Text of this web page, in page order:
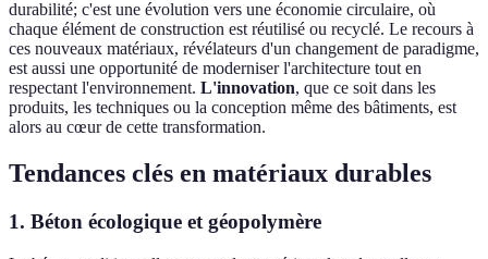
durabilité; c'est une évolution vers une économie circulaire, où
chaque élément de construction est réutilisé ou recyclé. Le recours à
ces nouveaux matériaux, révélateurs d'un changement de paradigme,
est aussi une opportunité de moderniser l'architecture tout en
respectant l'environnement. L'innovation, que ce soit dans les
produits, les techniques ou la conception même des bâtiments, est
alors au cœur de cette transformation.
Tendances clés en matériaux durables
1. Béton écologique et géopolymère